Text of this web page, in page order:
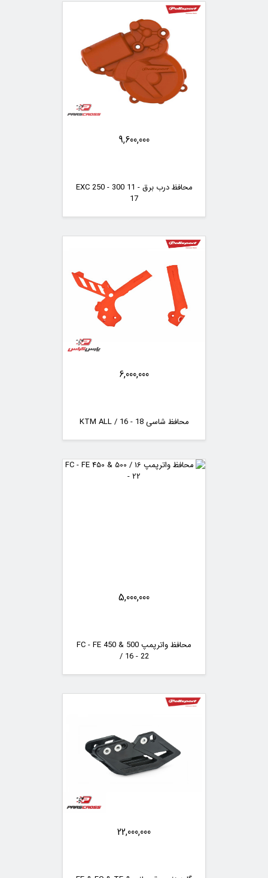
9,600,000
محافظ درب برق EXC 250 - 300 11 -
17
6,000,000
محافظ شاسی KTM ALL / 16 - 18
5,000,000
محافظ واترپمپ FC - FE 450 & 500
/ 16 - 22
22,000,000